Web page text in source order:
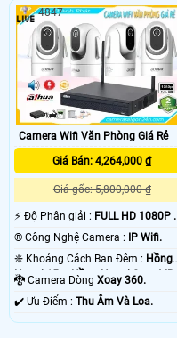
Camera Wifi Văn Phòng Giá Rẻ
Giá Bán: 4,264,000 ₫
Giá gốc: 5,800,000 ₫
️⚡ Độ Phân giải : FULL HD 1080P .
®️ Công Nghệ Camera :
IP Wifi.
❈ Khoảng Cách Ban Đêm : Hồng
Ngoại 15m Hồng Ngoại Smart IR.
🐉️ Camera Dòng Xoay 360.
️✔️ Ưu Điểm : Thu Âm Và Loa.
4847